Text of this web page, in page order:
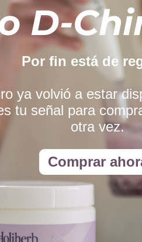
D-
Por fin está de
ya volvió a estar
tu señal para
otra vez.
Comprar